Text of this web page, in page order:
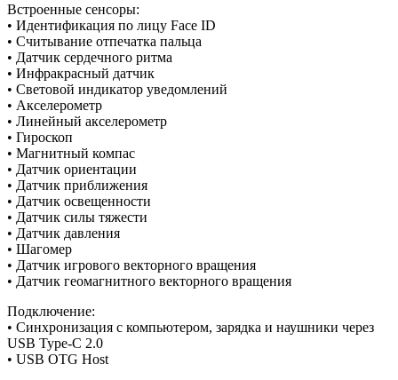
Встроенные сенсоры:
• Идентификация по лицу Face ID
• Считывание отпечатка пальца
• Датчик сердечного ритма
• Инфракрасный датчик
• Световой индикатор уведомлений
• Акселерометр
• Линейный акселерометр
• Гироскоп
• Магнитный компас
• Датчик ориентации
• Датчик приближения
• Датчик освещенности
• Датчик силы тяжести
• Датчик давления
• Шагомер
• Датчик игрового векторного вращения
• Датчик геомагнитного векторного вращения
Подключение:
• Синхронизация с компьютером, зарядка и наушники через
USB Type-C 2.0
• USB OTG Host